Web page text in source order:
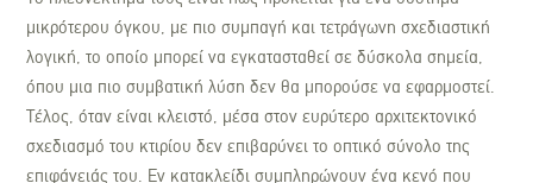
μικρότερου όγκου, με πιο συμπαγή και τετράγωνη σχεδιαστική
λογική, το οποίο μπορεί να εγκατασταθεί σε δύσκολα σημεία,
όπου μια πιο συμβατική λύση δεν θα μπορούσε να εφαρμοστεί.
Τέλος, όταν είναι κλειστό, μέσα στον ευρύτερο αρχιτεκτονικό
σχεδιασμό του κτιρίου δεν επιβαρύνει το οπτικό σύνολο της
επιφάνειάς του. Εν κατακλείδι συμπληρώνουν ένα κενό που